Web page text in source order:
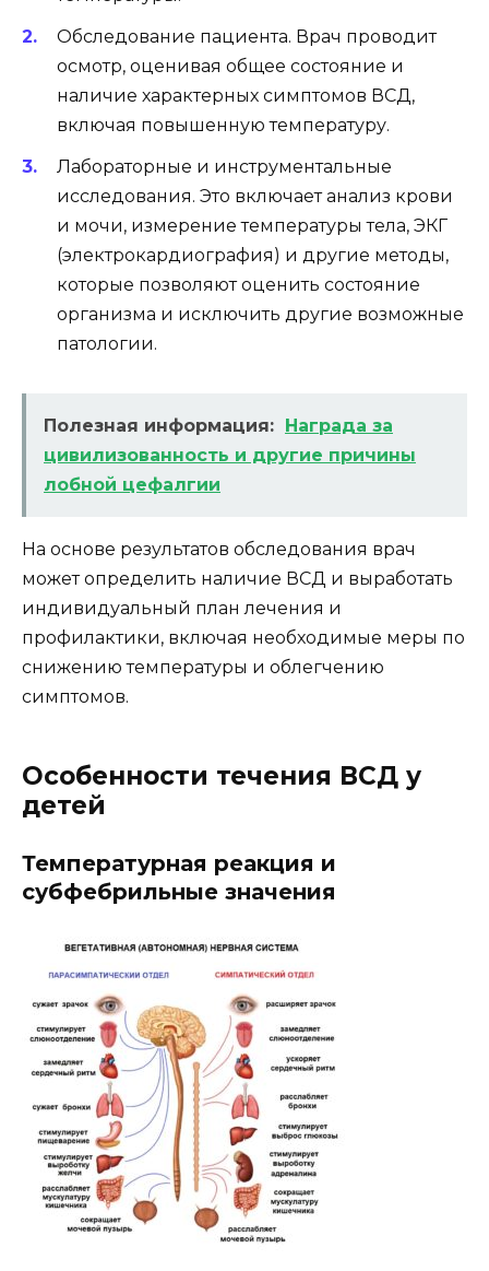
Обследование пациента. Врач проводит
осмотр, оценивая общее состояние и
наличие характерных симптомов ВСД,
включая повышенную температуру.
Лабораторные и инструментальные
исследования. Это включает анализ крови
и мочи, измерение температуры тела, ЭКГ
(электрокардиография) и другие методы,
которые позволяют оценить состояние
организма и исключить другие возможные
патологии.
Полезная информация: Награда за
цивилизованность и другие причины
лобной цефалгии
На основе результатов обследования врач
может определить наличие ВСД и выработать
индивидуальный план лечения и
профилактики, включая необходимые меры по
снижению температуры и облегчению
симптомов.
Особенности течения ВСД у
детей
Температурная реакция и
субфебрильные значения